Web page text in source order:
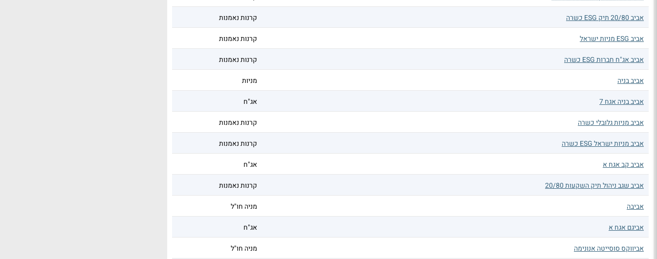
אביב 20/80 תיק ESG כשרה קרנות נאמנות
אביב ESG מניות ישראל קרנות נאמנות
אביב אג"ח חברות ESG כשרה קרנות נאמנות
אביב בניה מניות
אביב בניה אגח 7 אג"ח
אביב מניות גלובלי כשרה קרנות נאמנות
אביב מניות ישראל ESG כשרה קרנות נאמנות
אביב קב אגח א אג"ח
אביב שגב ניהול תיק השקעות 20/80 קרנות נאמנות
אביבה מניה חו"ל
אביגם אגח א אג"ח
אביווקס סוסייטה אנונימה מניה חו"ל